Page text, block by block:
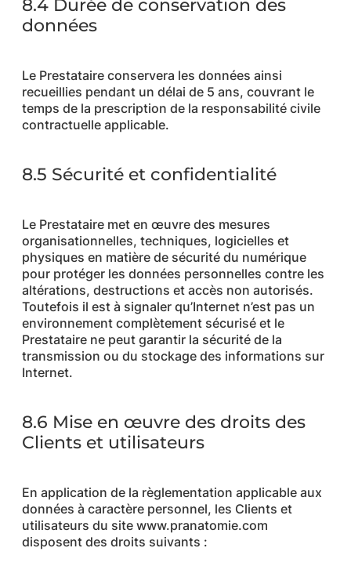
8.4 Durée de conservation des
données
Le Prestataire conservera les données ainsi
recueillies pendant un délai de 5 ans, couvrant le
temps de la prescription de la responsabilité civile
contractuelle applicable.
8.5 Sécurité et confidentialité
Le Prestataire met en œuvre des mesures
organisationnelles, techniques, logicielles et
physiques en matière de sécurité du numérique
pour protéger les données personnelles contre les
altérations, destructions et accès non autorisés.
Toutefois il est à signaler qu’Internet n’est pas un
environnement complètement sécurisé et le
Prestataire ne peut garantir la sécurité de la
transmission ou du stockage des informations sur
Internet.
8.6 Mise en œuvre des droits des
Clients et utilisateurs
En application de la règlementation applicable aux
données à caractère personnel, les Clients et
utilisateurs du site www.pranatomie.com
disposent des droits suivants :